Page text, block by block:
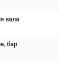
вала
бар